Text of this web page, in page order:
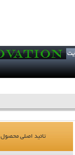
تائید اصلی محصول